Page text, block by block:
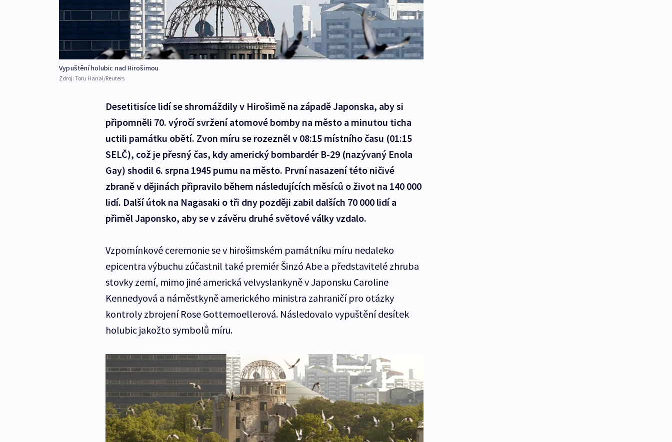
Vypuštění holubic nad Hirošimou
Zdroj: Toru Hanai/Reuters
Desetitisíce lidí se shromáždily v Hirošimě na západě Japonska, aby si
připomněli 70. výročí svržení atomové bomby na město a minutou ticha
uctili památku obětí. Zvon míru se rozezněl v 08:15 místního času (01:15
SELČ), což je přesný čas, kdy americký bombardér B-29 (nazývaný Enola
Gay) shodil 6. srpna 1945 pumu na město. První nasazení této ničivé
zbraně v dějinách připravilo během následujících měsíců o život na 140 000
lidí. Další útok na Nagasaki o tři dny později zabil dalších 70 000 lidí a
přiměl Japonsko, aby se v závěru druhé světové války vzdalo.
Vzpomínkové ceremonie se v hirošimském památníku míru nedaleko
epicentra výbuchu zúčastnil také premiér Šinzó Abe a představitelé zhruba
stovky zemí, mimo jiné americká velvyslankyně v Japonsku Caroline
Kennedyová a náměstkyně amerického ministra zahraničí pro otázky
kontroly zbrojení Rose Gottemoellerová. Následovalo vypuštění desítek
holubic jakožto symbolů míru.